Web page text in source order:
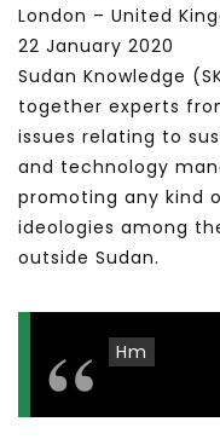
London – United
22 January 2020
Sudan Knowledge
together experts
issues relating to
and technology
promoting any kind
ideologies among
outside Sudan.
Hm